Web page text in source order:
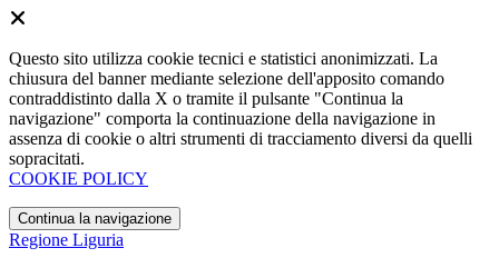
Questo sito utilizza cookie tecnici e statistici anonimizzati. La
chiusura del banner mediante selezione dell'apposito comando
contraddistinto dalla X o tramite il pulsante "Continua la
navigazione" comporta la continuazione della navigazione in
assenza di cookie o altri strumenti di tracciamento diversi da quelli
sopracitati.
COOKIE POLICY
Continua la navigazione
Regione Liguria